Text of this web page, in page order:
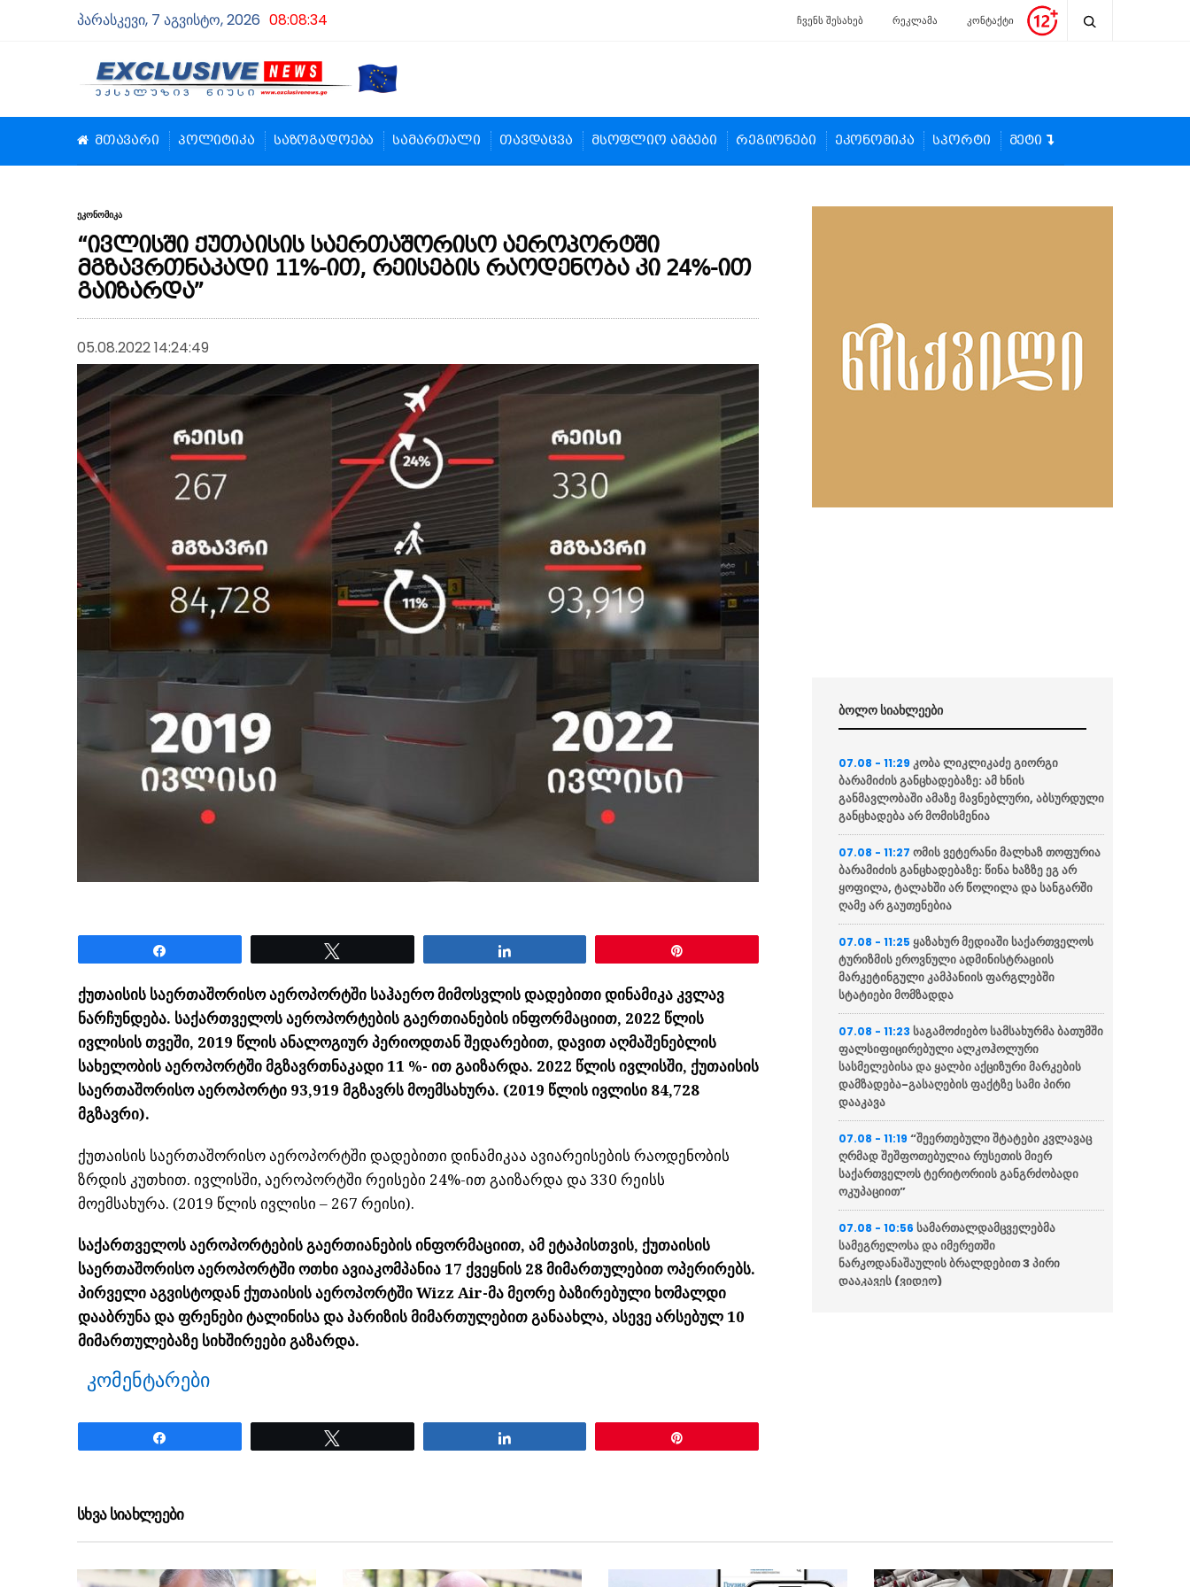
პარასკევი, 7 აგვისტო, 2026 08:08:35 ჩვენს შესახებ რეკლამა კონტაქტი
მთავარი პოლიტიკა საზოგადოება სამართალი თავდაცვა მსოფლიო ამბები რეგიონები ეკონომიკა სპორტი მეტი
ეკონომიკა
“ივლისში ქუთაისის საერთაშორისო აეროპორტში
მგზავრთნაკადი 11%-ით, რეისების რაოდენობა კი 24%-ით
გაიზარდა”
05.08.2022 14:24:49
ქუთაისის საერთაშორისო აეროპორტში საჰაერო მიმოსვლის დადებითი დინამიკა კვლავ
ნარჩუნდება. საქართველოს აეროპორტების გაერთიანების ინფორმაციით, 2022 წლის
ივლისის თვეში, 2019 წლის ანალოგიურ პერიოდთან შედარებით, დავით აღმაშენებლის
სახელობის აეროპორტში მგზავრთნაკადი 11 %- ით გაიზარდა. 2022 წლის ივლისში, ქუთაისის
საერთაშორისო აეროპორტი 93,919 მგზავრს მოემსახურა. (2019 წლის ივლისი 84,728
მგზავრი).
ქუთაისის საერთაშორისო აეროპორტში დადებითი დინამიკაა ავიარეისების რაოდენობის
ზრდის კუთხით. ივლისში, აეროპორტში რეისები 24%-ით გაიზარდა და 330 რეისს
მოემსახურა. (2019 წლის ივლისი – 267 რეისი).
საქართველოს აეროპორტების გაერთიანების ინფორმაციით, ამ ეტაპისთვის, ქუთაისის
საერთაშორისო აეროპორტში ოთხი ავიაკომპანია 17 ქვეყნის 28 მიმართულებით ოპერირებს.
პირველი აგვისტოდან ქუთაისის აეროპორტში Wizz Air-მა მეორე ბაზირებული ხომალდი
დააბრუნა და ფრენები ტალინისა და პარიზის მიმართულებით განაახლა, ასევე არსებულ 10
მიმართულებაზე სიხშირეები გაზარდა.
კომენტარები
ბოლო სიახლეები
07.08 - 11:29კობა ლიკლიკაძე გიორგი
ბარამიძის განცხადებაზე: ამ ხნის
განმავლობაში ამაზე მავნებლური, აბსურდული
განცხადება არ მომისმენია
07.08 - 11:27ომის ვეტერანი მალხაზ თოფურია
ბარამიძის განცხადებაზე: წინა ხაზზე ეგ არ
ყოფილა, ტალახში არ წოლილა და სანგარში
ღამე არ გაუთენებია
07.08 - 11:25ყაზახურ მედიაში საქართველოს
ტურიზმის ეროვნული ადმინისტრაციის
მარკეტინგული კამპანიის ფარგლებში
სტატიები მომზადდა
07.08 - 11:23საგამოძიებო სამსახურმა ბათუმში
ფალსიფიცირებული ალკოჰოლური
სასმელებისა და ყალბი აქციზური მარკების
დამზადება-გასაღების ფაქტზე სამი პირი
დააკავა
07.08 - 11:19“შეერთებული შტატები კვლავაც
ღრმად შეშფოთებულია რუსეთის მიერ
საქართველოს ტერიტორიის განგრძობადი
ოკუპაციით”
07.08 - 10:56სამართალდამცველებმა
სამეგრელოსა და იმერეთში
ნარკოდანაშაულის ბრალდებით 3 პირი
დააკავეს (ვიდეო)
აფეთქების შედეგად ორი ადამიანი დაიღუპა,
სხვა სიახლეები